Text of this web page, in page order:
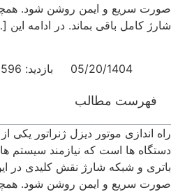
صورت سریع و ایمن روشن شود.
شارژ کامل باقی بماند. در ادامه این
05/20/1404 بازدید: 596
فهرست مطالب
راه‌ اندازی موتور دیزل ژنراتور یکی
دستگاه ها است که نیازمند سیستم
باتری و شبکه شارژ نقش کلیدی در این
صورت سریع و ایمن روشن شود.